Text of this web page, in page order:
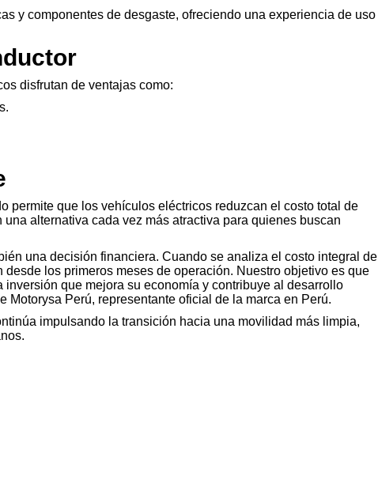
y componentes de desgaste, ofreciendo una experiencia de uso
disfrutan de ventajas como:
permite que los vehículos eléctricos reduzcan el costo total de
alternativa cada vez más atractiva para quienes buscan
una decisión financiera. Cuando se analiza el costo integral de
los primeros meses de operación. Nuestro objetivo es que
que mejora su economía y contribuye al desarrollo
Perú, representante oficial de la marca en Perú.
impulsando la transición hacia una movilidad más limpia,